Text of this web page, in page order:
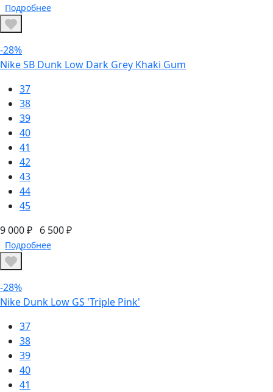
Подробнее
-28%
Nike SB Dunk Low Dark Grey Khaki Gum
37
38
39
40
41
42
43
44
45
9 000 ₽ 6 500 ₽
Подробнее
-28%
Nike Dunk Low GS 'Triple Pink'
37
38
39
40
41